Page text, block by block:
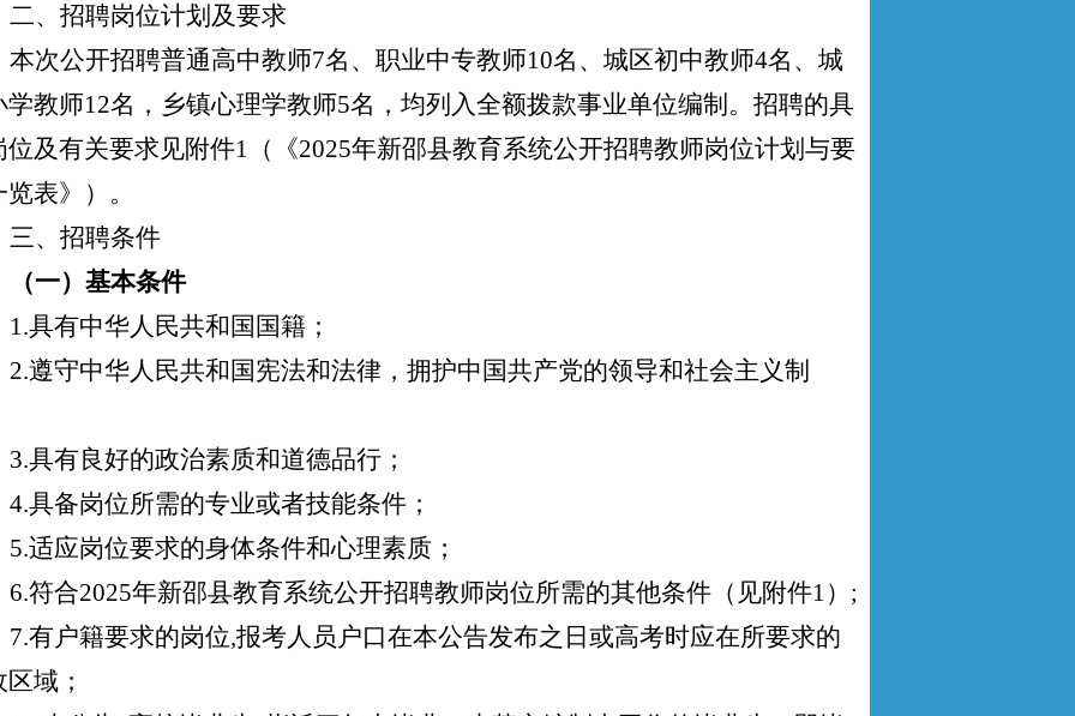
二、招聘岗位计划及要求
本次公开招聘普通高中教师7名、职业中专教师10名、城区初中教师4名、城
学教师12名，乡镇心理学教师5名，均列入全额拨款事业单位编制。招聘的具
位及有关要求见附件1（《2025年新邵县教育系统公开招聘教师岗位计划与要
表》）。
三、招聘条件
（一）基本条件
1.具有中华人民共和国国籍；
2.遵守中华人民共和国宪法和法律，拥护中国共产党的领导和社会主义制
3.具有良好的政治素质和道德品行；
4.具备岗位所需的专业或者技能条件；
5.适应岗位要求的身体条件和心理素质；
6.符合2025年新邵县教育系统公开招聘教师岗位所需的其他条件（见附件1） ;
7.有户籍要求的岗位,报考人员户口在本公告发布之日或高考时应在所要求的
域；